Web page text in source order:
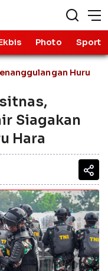
Photo Sport
Huru
Siagakan
Hara